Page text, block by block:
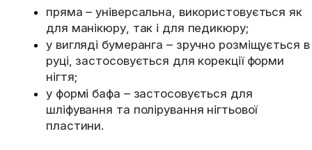
пряма – універсальна, використовується як
для манікюру, так і для педикюру;
у вигляді бумеранга – зручно розміщується в
руці, застосовується для корекції форми
нігтя;
у формі бафа – застосовується для
шліфування та полірування нігтьової
пластини.